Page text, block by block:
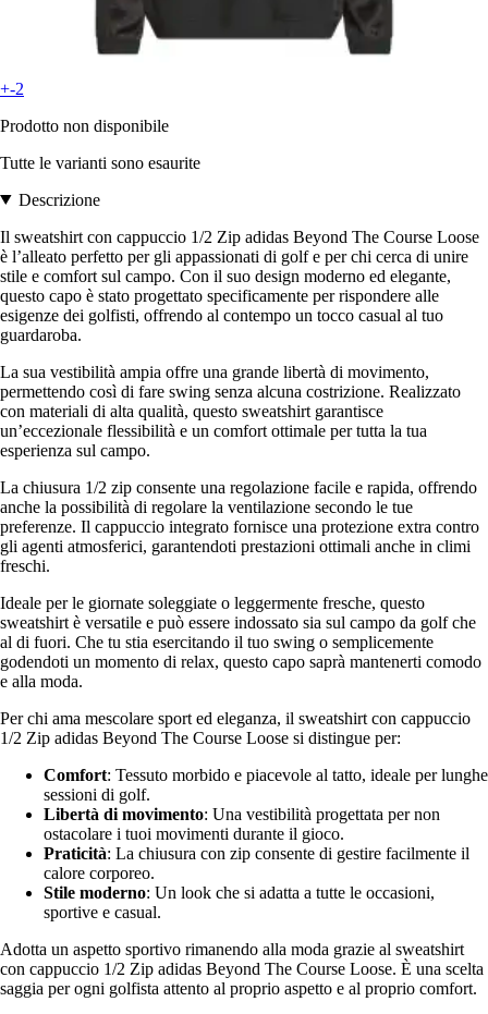
+-2
Prodotto non disponibile
Tutte le varianti sono esaurite
Descrizione
Il sweatshirt con cappuccio 1/2 Zip adidas Beyond The Course Loose
è l’alleato perfetto per gli appassionati di golf e per chi cerca di unire
stile e comfort sul campo. Con il suo design moderno ed elegante,
questo capo è stato progettato specificamente per rispondere alle
esigenze dei golfisti, offrendo al contempo un tocco casual al tuo
guardaroba.
La sua vestibilità ampia offre una grande libertà di movimento,
permettendo così di fare swing senza alcuna costrizione. Realizzato
con materiali di alta qualità, questo sweatshirt garantisce
un’eccezionale flessibilità e un comfort ottimale per tutta la tua
esperienza sul campo.
La chiusura 1/2 zip consente una regolazione facile e rapida, offrendo
anche la possibilità di regolare la ventilazione secondo le tue
preferenze. Il cappuccio integrato fornisce una protezione extra contro
gli agenti atmosferici, garantendoti prestazioni ottimali anche in climi
freschi.
Ideale per le giornate soleggiate o leggermente fresche, questo
sweatshirt è versatile e può essere indossato sia sul campo da golf che
al di fuori. Che tu stia esercitando il tuo swing o semplicemente
godendoti un momento di relax, questo capo saprà mantenerti comodo
e alla moda.
Per chi ama mescolare sport ed eleganza, il sweatshirt con cappuccio
1/2 Zip adidas Beyond The Course Loose si distingue per:
Comfort: Tessuto morbido e piacevole al tatto, ideale per lunghe
sessioni di golf.
Libertà di movimento: Una vestibilità progettata per non
ostacolare i tuoi movimenti durante il gioco.
Praticità: La chiusura con zip consente di gestire facilmente il
calore corporeo.
Stile moderno: Un look che si adatta a tutte le occasioni,
sportive e casual.
Adotta un aspetto sportivo rimanendo alla moda grazie al sweatshirt
con cappuccio 1/2 Zip adidas Beyond The Course Loose. È una scelta
saggia per ogni golfista attento al proprio aspetto e al proprio comfort.